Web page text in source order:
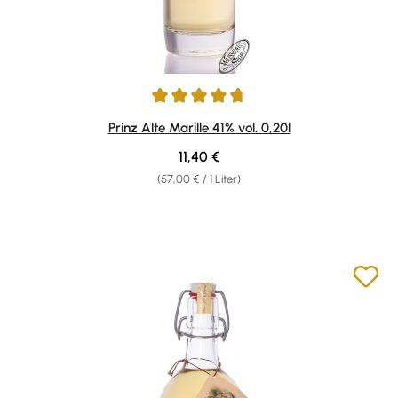
Durchschnittliche Bewertung von 4.87 von 5 Sternen
Prinz Alte Marille 41% vol. 0,20l
(57,00 € / 1 Liter)
Regulärer Preis:
11,40 €